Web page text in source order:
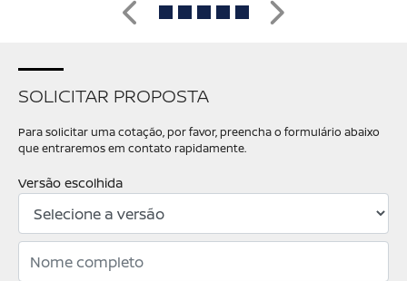
SOLICITAR PROPOSTA
Para solicitar uma cotação, por favor, preencha o formulário abaixo
que entraremos em contato rapidamente.
Versão escolhida
Anterior Próximo